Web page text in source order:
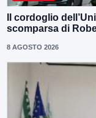
Il cordoglio
scomparsa di
8 AGOSTO 2026